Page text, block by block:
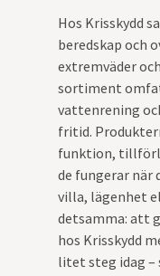
Hos Krisskydd
beredskap och
extremväder
sortiment
vattenrening
fritid.
funktion,
de fungerar när
villa, lägenhet
detsamma: att
hos Krisskydd
litet steg idag –